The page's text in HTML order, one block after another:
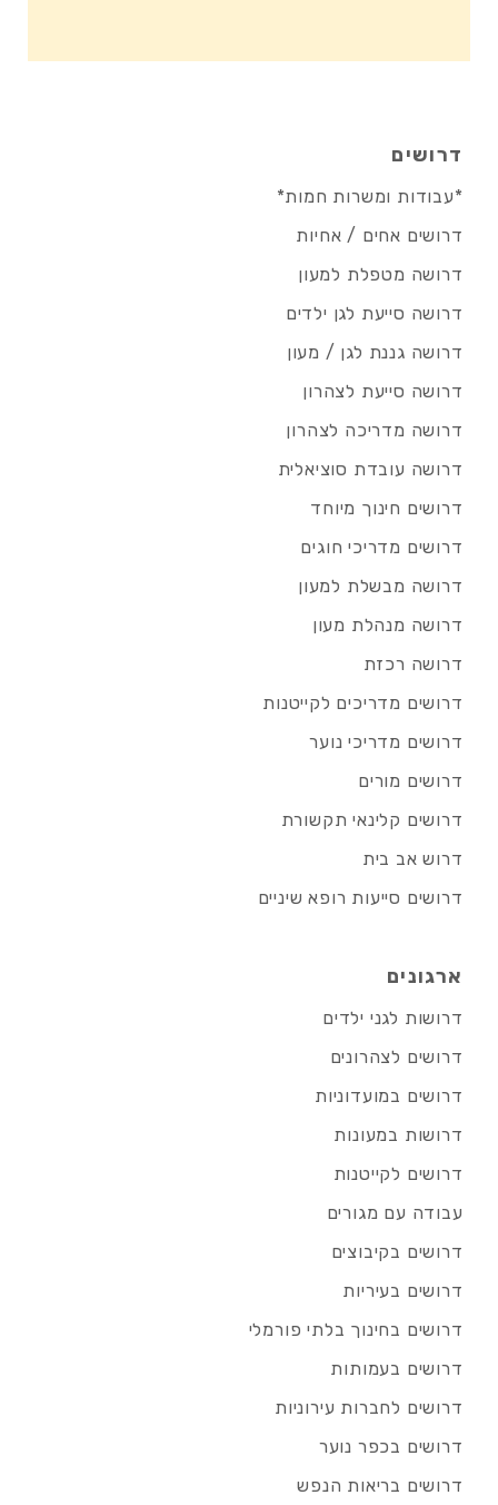
דרושים
*עבודות ומשרות חמות*
דרושים אחים / אחיות
דרושה מטפלת למעון
דרושה סייעת לגן ילדים
דרושה גננת לגן / מעון
דרושה סייעת לצהרון
דרושה מדריכה לצהרון
דרושה עובדת סוציאלית
דרושים חינוך מיוחד
דרושים מדריכי חוגים
דרושה מבשלת למעון
דרושה מנהלת מעון
דרושה רכזת
דרושים מדריכים לקייטנות
דרושים מדריכי נוער
דרושים מורים
דרושים קלינאי תקשורת
דרוש אב בית
דרושים סייעות רופא שיניים
ארגונים
דרושות לגני ילדים
דרושים לצהרונים
דרושים במועדוניות
דרושות במעונות
דרושים לקייטנות
עבודה עם מגורים
דרושים בקיבוצים
דרושים בעיריות
דרושים בחינוך בלתי פורמלי
דרושים בעמותות
דרושים לחברות עירוניות
דרושים בכפר נוער
דרושים בריאות הנפש